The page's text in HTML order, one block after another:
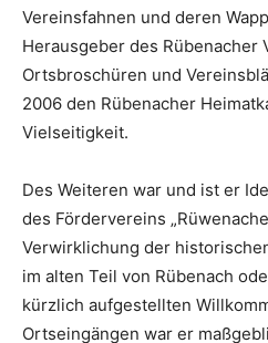
Vereinsfahnen und deren
Herausgeber des Rübenacher
Ortsbroschüren und
2006 den Rübenacher
Vielseitigkeit.
Des Weiteren war und ist er
des Fördervereins
Verwirklichung der
im alten Teil von Rübenach
kürzlich aufgestellten
Ortseingängen war er